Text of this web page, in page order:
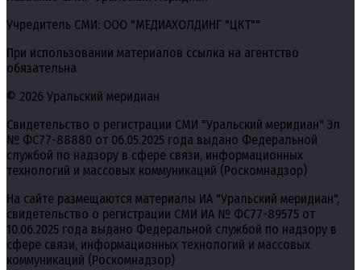
Учредитель СМИ: ООО "МЕДИАХОЛДИНГ "ЦКТ""
При использовании материалов ссылка на агентство
обязательна
© 2026 Уральский меридиан
Свидетельство о регистрации СМИ "Уральский меридиан" Эл
№ ФС77-88880 от 06.05.2025 года выдано Федеральной
службой по надзору в сфере связи, информационных
технологий и массовых коммуникаций (Роскомнадзор)
На сайте размещаются материалы ИА "Уральский меридиан",
свидетельство о регистрации СМИ ИА № ФС77-89575 от
10.06.2025 года выдано Федеральной службой по надзору в
сфере связи, информационных технологий и массовых
коммуникаций (Роскомнадзор)